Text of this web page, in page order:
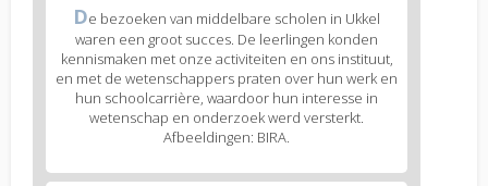
Figure
caption
(legend)
De bezoeken van middelbare scholen in Ukkel
waren een groot succes. De leerlingen konden
kennismaken met onze activiteiten en ons instituut,
en met de wetenschappers praten over hun werk en
hun schoolcarrière, waardoor hun interesse in
wetenschap en onderzoek werd versterkt.
Afbeeldingen: BIRA.